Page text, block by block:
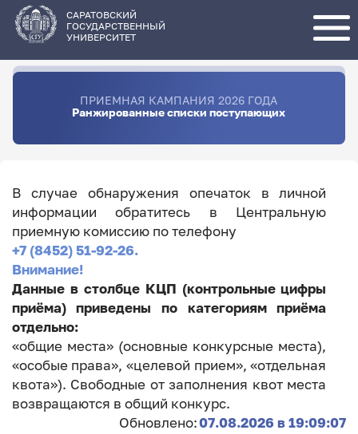
основному
содержанию
САРАТОВСКИЙ
ГОСУДАРСТВЕННЫЙ
УНИВЕРСИТЕТ
ПРИЕМНАЯ КАМПАНИЯ 2026 ГОДА
Ранжированные списки поступающих
В случае обнаружения опечаток в личной
информации обратитесь в Центральную
приемную комиссию по телефону
+7 (8452) 51-92-26.
Внимание!
Данные в столбце КЦП (контрольные цифры
приёма) приведены по категориям приёма
отдельно:
«общие места» (основные конкурсные места),
«особые права», «целевой прием», «отдельная
квота»). Свободные от заполнения квот места
возвращаются в общий конкурс.
Обновлено:07.08.2026 в 19:09:07